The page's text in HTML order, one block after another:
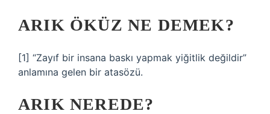
ARIK ÖKÜZ NE DEMEK?
[1] “Zayıf bir insana baskı yapmak yiğitlik değildir”
anlamına gelen bir atasözü.
ARIK NEREDE?